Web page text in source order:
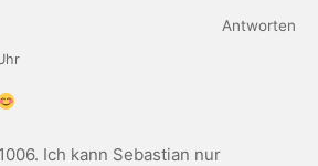
Ich kann Sebastian nur
Antworten